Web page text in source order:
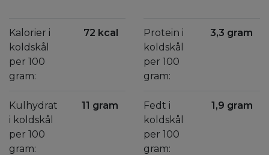
Kalorier i
koldskål
per 100
gram:
72 kcal
Kulhydrat
i koldskål
per 100
gram:
11 gram
Protein i
koldskål
per 100
gram:
3,3 gram
Fedt i
koldskål
per 100
gram:
1,9 gram